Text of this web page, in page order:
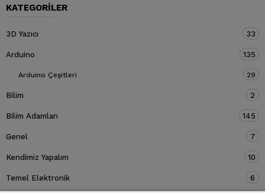
KATEGORILER
3D Yazıcı 33
Arduino 135
Arduino Çeşitleri 29
Bilim 2
Bilim Adamları 145
Genel 7
Kendimiz Yapalım 10
Temel Elektronik 6